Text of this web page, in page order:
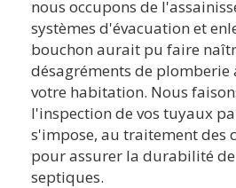
nous occupons de
systèmes d'évacuation et
bouchon aurait pu faire
désagréments de
votre habitation. Nous
l'inspection de vos tuyaux
s'impose, au traitement des
pour assurer la durabilité de
septiques.